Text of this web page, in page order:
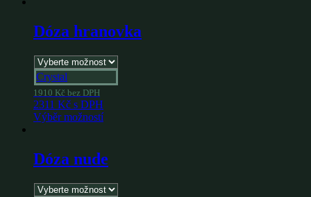
Dóza hranovka
Crystal
1910 Kč bez DPH
2311 Kč s DPH
Výběr možností
Dóza nude